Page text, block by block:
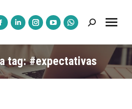
A
página
Facebook
abre
A
página
LinkedIn
abre
A
página
Instagram
abre
A
página
YouTube
A
página
WhatsApp
Pesquisar:
tag:#expectativas